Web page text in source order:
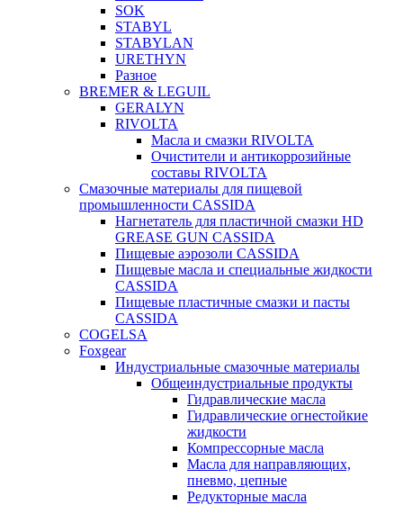
SOK
STABYL
STABYLAN
URETHYN
Разное
BREMER & LEGUIL
GERALYN
RIVOLTA
Масла и смазки RIVOLTA
Очистители и антикоррозийные
составы RIVOLTA
Смазочные материалы для пищевой
промышленности CASSIDA
Нагнетатель для пластичной смазки HD
GREASE GUN CASSIDA
Пищевые аэрозоли CASSIDA
Пищевые масла и специальные жидкости
CASSIDA
Пищевые пластичные смазки и пасты
CASSIDA
COGELSA
Foxgear
Индустриальные смазочные материалы
Общеиндустриальные продукты
Гидравлические масла
Гидравлические огнестойкие
жидкости
Компрессорные масла
Масла для направляющих,
пневмо, цепные
Редукторные масла